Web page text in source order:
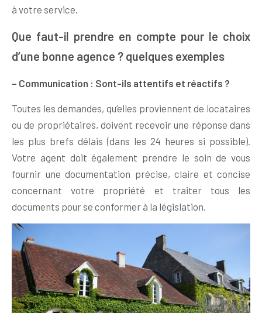
à votre service.
Que faut-il prendre en compte pour le choix
d’une bonne agence ? quelques exemples
– Communication : Sont-ils attentifs et réactifs ?
Toutes les demandes, qu’elles proviennent de locataires
ou de propriétaires, doivent recevoir une réponse dans
les plus brefs délais (dans les 24 heures si possible).
Votre agent doit également prendre le soin de vous
fournir une documentation précise, claire et concise
concernant votre propriété et traiter tous les
documents pour se conformer à la législation.